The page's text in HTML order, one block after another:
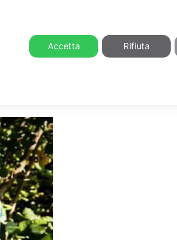
Accetta Rifiuta